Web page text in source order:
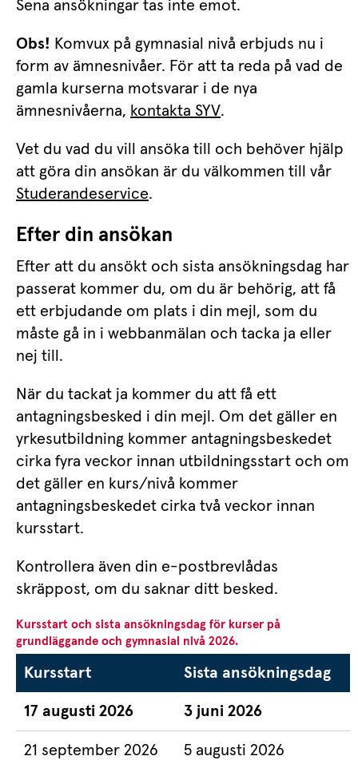
Sena ansökningar tas inte emot.
Obs! Komvux på gymnasial nivå erbjuds nu i
form av ämnesnivåer. För att ta reda på vad de
gamla kurserna motsvarar i de nya
ämnesnivåerna, kontakta SYV.
Vet du vad du vill ansöka till och behöver hjälp
Studerandeservice.
Efter din ansökan
Efter att du ansökt och sista ansökningsdag har
passerat kommer du, om du är behörig, att få
ett erbjudande om plats i din mejl, som du
måste gå in i webbanmälan och tacka ja eller
nej till.
När du tackat ja kommer du att få ett
antagningsbesked i din mejl. Om det gäller en
yrkesutbildning kommer antagningsbeskedet
cirka fyra veckor innan utbildningsstart och om
det gäller en kurs/nivå kommer
antagningsbeskedet cirka två veckor innan
kursstart.
Kontrollera även din e-postbrevlådas
skräppost, om du saknar ditt besked.
Kursstart och sista ansökningsdag för kurser på
grundläggande och gymnasial nivå 2026.
Kursstart Sista ansökningsdag
17 augusti 2026 3 juni 2026
21 september 2026 5 augusti 2026